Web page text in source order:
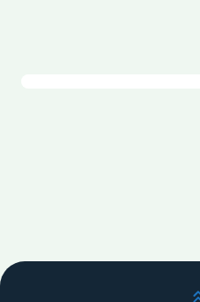
قم بالتمرير لأعلى